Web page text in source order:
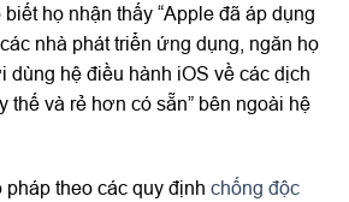
họ nhận thấy “Apple đã áp dụng
nhà phát triển ứng dụng, ngăn họ
dùng hệ điều hành iOS về các dịch
thế và rẻ hơn có sẵn” bên ngoài hệ
theo các quy định chống độc